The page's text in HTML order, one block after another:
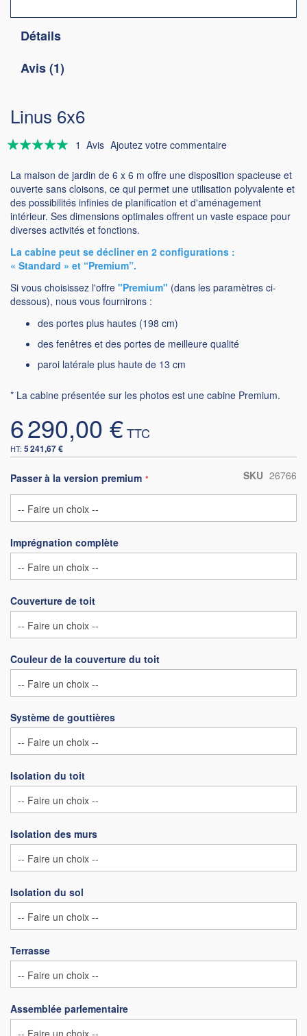
Linus 6x6
Évaluation:
1 Avis Ajoutez votre commentaire
La maison de jardin de 6 x 6 m offre une disposition spacieuse et
ouverte sans cloisons, ce qui permet une utilisation polyvalente et
des possibilités infinies de planification et d'aménagement
intérieur. Ses dimensions optimales offrent un vaste espace pour
diverses activités et fonctions.
La cabine peut se décliner en 2 configurations :
« Standard » et “Premium”.
Si vous choisissez l'offre "Premium" (dans les paramètres ci-
dessous), nous vous fournirons :
des portes plus hautes (198 cm)
des fenêtres et des portes de meilleure qualité
paroi latérale plus haute de 13 cm
* La cabine présentée sur les photos est une cabine Premium.
6 290,00 €
5 241,67 €
SKU 26766
Passer à la version premium
Imprégnation complète
Couverture de toit
Couleur de la couverture du toit
Système de gouttières
Isolation du toit
Isolation des murs
Isolation du sol
Terrasse
Assemblée parlementaire
Détails
Avis 1